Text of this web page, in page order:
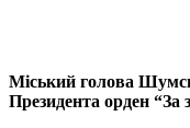
Міський голова
Президента орден “За